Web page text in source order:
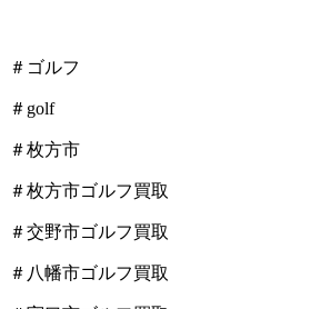
＃ゴルフ
＃golf
＃枚方市
＃枚方市ゴルフ買取
＃交野市ゴルフ買取
＃八幡市ゴルフ買取